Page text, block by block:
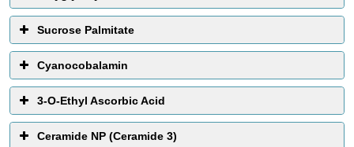
Sucrose Palmitate
Cyanocobalamin
3-O-Ethyl Ascorbic Acid
Ceramide NP (Ceramide 3)